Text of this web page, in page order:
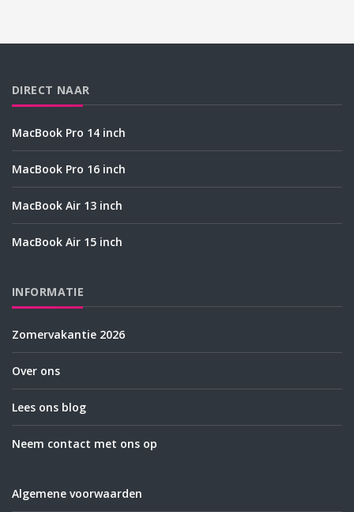
DIRECT NAAR
MacBook Pro 14 inch
MacBook Pro 16 inch
MacBook Air 13 inch
MacBook Air 15 inch
INFORMATIE
Zomervakantie 2026
Over ons
Lees ons blog
Neem contact met ons op
Algemene voorwaarden